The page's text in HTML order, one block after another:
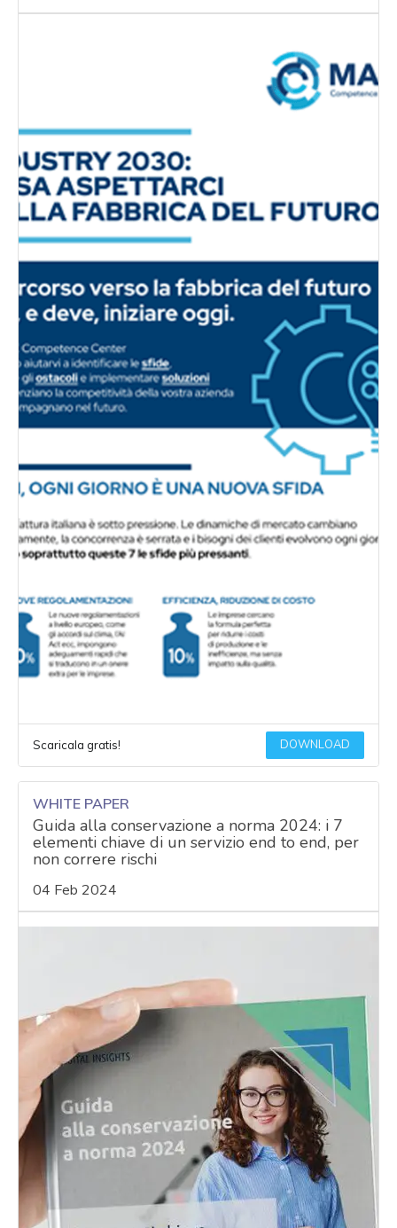
Scaricala gratis! DOWNLOAD
WHITE PAPER
Guida alla conservazione a norma 2024: i 7
elementi chiave di un servizio end to end, per
non correre rischi
04 Feb 2024